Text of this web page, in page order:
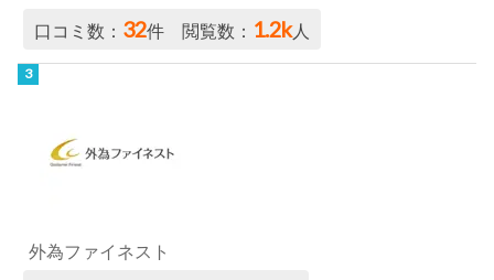
口コミ数： 32件 閲覧数： 1.2k人
外為ファイネスト